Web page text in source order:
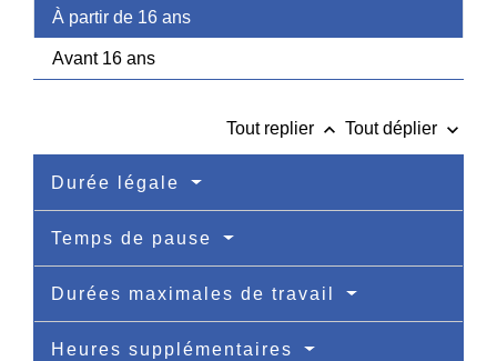
À partir de 16 ans
Avant 16 ans
Tout replier keyboard_arrow_up Tout déplier keyboard_arrow_down
Durée légale
Temps de pause
Durées maximales de travail
Heures supplémentaires